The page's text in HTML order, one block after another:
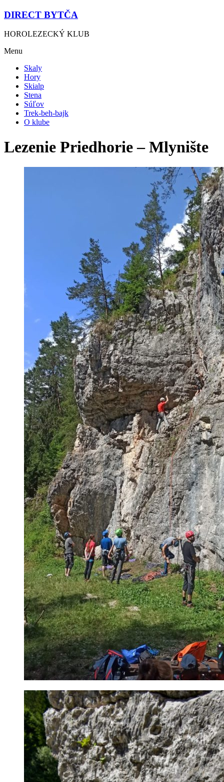
DIRECT BYTČA
HOROLEZECKÝ KLUB
Menu
Skaly
Hory
Skialp
Stena
Súľov
Trek-beh-bajk
O klube
Lezenie Priedhorie – Mlynište